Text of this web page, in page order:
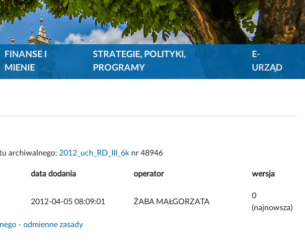
FINANSE I
MIENIE
STRATEGIE, POLITYKI,
PROGRAMY
E-
URZĄD
archiwalnego: 2012_uch_RD_III_6k nr 48946
data dodania operator wersja
2012-04-05 08:09:01 ŻABA MAŁGORZATA
0
(najnowsza)
- odmienne zasady